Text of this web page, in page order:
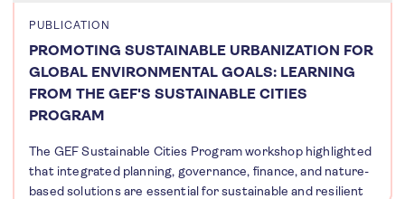
PUBLICATION
PROMOTING SUSTAINABLE URBANIZATION FOR
GLOBAL ENVIRONMENTAL GOALS: LEARNING
FROM THE GEF'S SUSTAINABLE CITIES
PROGRAM
The GEF Sustainable Cities Program workshop highlighted
that integrated planning, governance, finance, and nature-
based solutions are essential for sustainable and resilient